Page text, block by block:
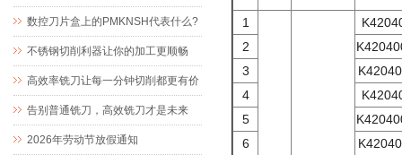
数控刀片盒上的PMKNSH代表什么?
不锈钢切削利器让你的加工更顺畅
高效率铣刀让每一分钟切削都更有价
值
告别普通铣刀，高效铣刀才是未来
2026年劳动节放假通知
1
2
3
4
5
6